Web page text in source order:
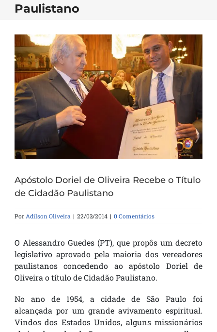
Paulistano
Apóstolo Doriel de Oliveira Recebe o Título
de Cidadão Paulistano
Por Adilson Oliveira | 22/03/2014 | 0 Comentários
O Alessandro Guedes (PT), que propôs um decreto
legislativo aprovado pela maioria dos vereadores
paulistanos concedendo ao apóstolo Doriel de
Oliveira o título de Cidadão Paulistano.
No ano de 1954, a cidade de São Paulo foi
alcançada por um grande avivamento espiritual.
Vindos dos Estados Unidos, alguns missionários